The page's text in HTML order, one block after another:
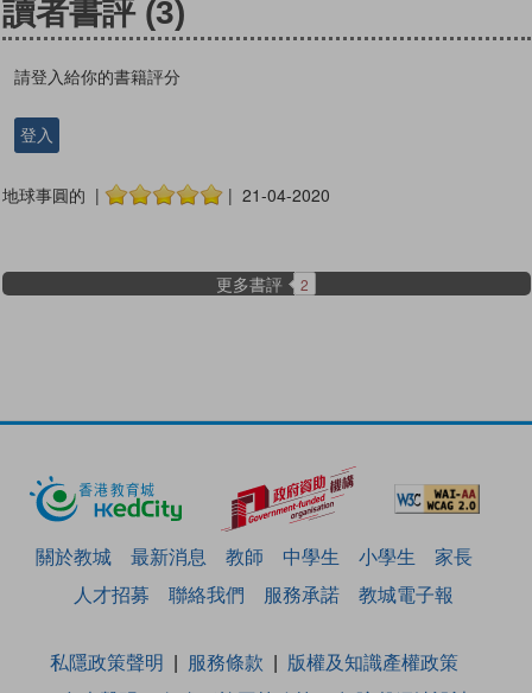
讀者書評 (3)
請登入給你的書籍評分
登入
地球事圓的 | | 21-04-2020
更多書評 2
關於教城 最新消息 教師 中學生 小學生
家長
人才招募
聯絡我們 服務承諾 教城電子報
私隱政策聲明 服務條款
版權及知識產權政策